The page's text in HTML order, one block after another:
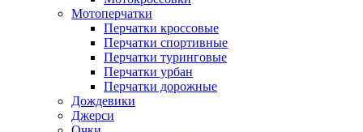
Мотоперчатки
Перчатки кроссовые
Перчатки спортивные
Перчатки туринговые
Перчатки урбан
Перчатки дорожные
Дождевики
Джерси